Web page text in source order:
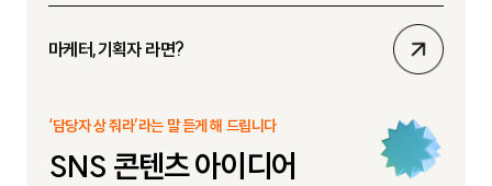
마케터,기획자 라면?
상
세
기
‘담당자 상 줘라’라는 말 듣게 해 드립니다
SNS 콘텐츠 아이디어